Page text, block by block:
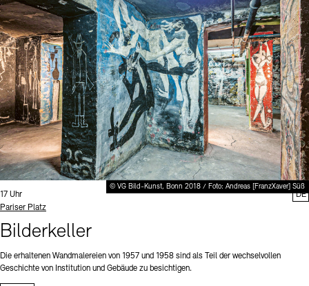
Stellenangebote Newsletter Presse
Nachhaltigkeit Kontakt
Digitale Sammlungen Exil-Archive
© VG Bild-Kunst, Bonn 2018 / Foto: Andreas [FranzXaver] Süß
Uhrzeit:
17 Uhr
Standort
Pariser Platz
Bilderkeller
Die erhaltenen Wandmalereien von 1957 und 1958 sind als Teil der wechselvollen
Geschichte von Institution und Gebäude zu besichtigen.
DE